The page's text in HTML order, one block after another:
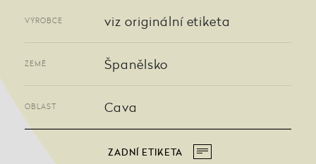
VÝROBCE viz originální etiketa
ZEMĚ Španělsko
OBLAST Cava
ZADNÍ ETIKETA